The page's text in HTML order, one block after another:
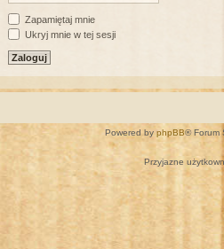
Zapamiętaj mnie
Ukryj mnie w tej sesji
Powered by phpBB® Forum
Przyjazne